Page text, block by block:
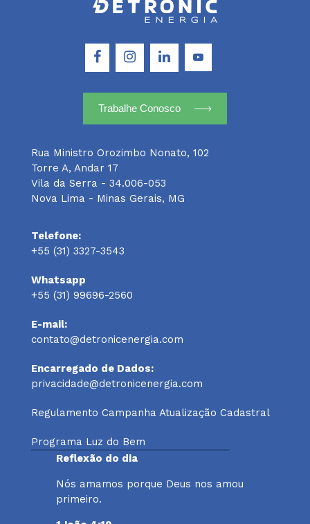
Trabalhe Conosco
Rua Ministro Orozimbo Nonato, 102
Torre A, Andar 17
Vila da Serra - 34.006-053
Nova Lima - Minas Gerais, MG
Telefone:
+55 (31) 3327-3543
Whatsapp
+55 (31) 99696-2560
E-mail:
contato@detronicenergia.com
Encarregado de Dados:
privacidade@detronicenergia.com
Regulamento Campanha Atualização Cadastral
Programa Luz do Bem
Reflexão do dia
Nós amamos porque Deus nos amou
primeiro.